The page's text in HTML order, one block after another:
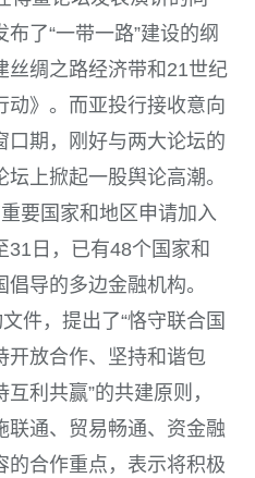
了“一带一路”建设的纲
绸之路经济带和21世纪
动》。而亚投行接收意向
口期，刚好与两大论坛的
上掀起一股舆论高潮。
要国家和地区申请加入
日，已有48个国家和
导的多边金融机构。
件，提出了“恪守联合国
开放合作、坚持和谐包
利共赢”的共建原则，
联通、贸易畅通、资金融
的合作重点，表示将积极